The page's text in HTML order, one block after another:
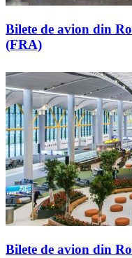
Bilete de avion din
(FRA)
Bilete de avion din